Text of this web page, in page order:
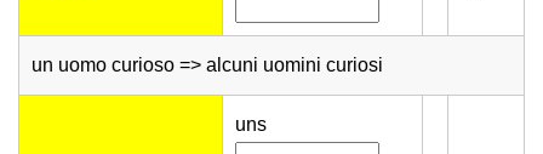
un uomo curioso => alcuni uomini curiosi
uns